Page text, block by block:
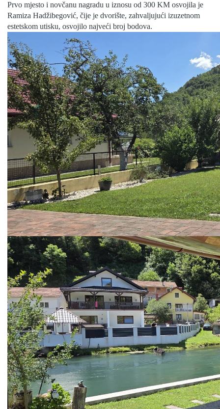
OPŠTINSKA UPRAVA
INFO
Vijesti
Aktivnosti
Javni pozivi
Obavještenja
Zaštita od požara
COVID 19
Geoistraživanja
FINANSIJE
PRIVREDA
Poljoprivreda
Turizam
Sport
CIVILNA ZAŠTITA
KONTAKT
Prvo mjesto i novčanu nagradu u iznosu od 300 KM osvojila je
Ramiza Hadžibegović, čije je dvorište, zahvaljujući izuzetnom
estetskom utisku, osvojilo najveći broj bodova.